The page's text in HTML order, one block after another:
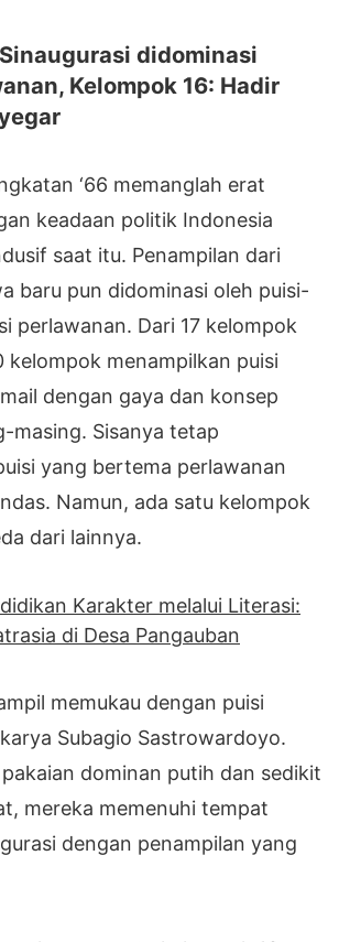
didominasi
Kelompok 16: Hadir
‘66 memanglah erat
keadaan politik Indonesia
saat itu. Penampilan dari
baru pun didominasi oleh puisi-
perlawanan. Dari 17 kelompok
kelompok menampilkan puisi
dengan gaya dan konsep
masing. Sisanya tetap
yang bertema perlawanan
Namun, ada satu kelompok
dari lainnya.
Karakter melalui Literasi:
di Desa Pangauban
memukau dengan puisi
karya Subagio Sastrowardoyo.
dominan putih dan sedikit
mereka memenuhi tempat
dengan penampilan yang